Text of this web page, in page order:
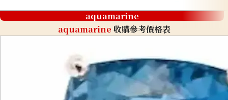
aquamarine
aquamarine 收購參考價格表